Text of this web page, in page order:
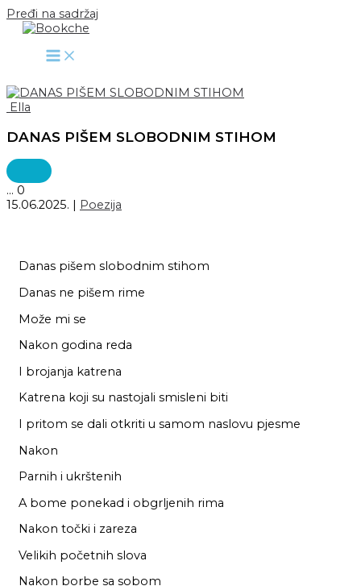
Pređi na sadržaj
Ella
DANAS PIŠEM SLOBODNIM STIHOM
... 0
15.06.2025. | Poezija
Danas pišem slobodnim stihom
Danas ne pišem rime
Može mi se
Nakon godina reda
I brojanja katrena
Katrena koji su nastojali smisleni biti
I pritom se dali otkriti u samom naslovu pjesme
Nakon
Parnih i ukrštenih
A bome ponekad i obgrljenih rima
Nakon točki i zareza
Velikih početnih slova
Nakon borbe sa sobom